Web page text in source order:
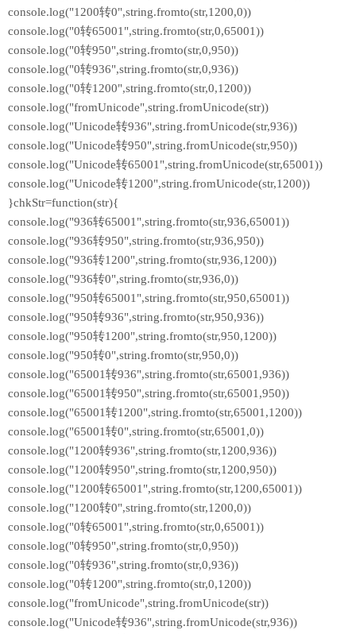
console.log("1200转0",string.fromto(str,1200,0))
console.log("0转65001",string.fromto(str,0,65001))
console.log("0转950",string.fromto(str,0,950))
console.log("0转936",string.fromto(str,0,936))
console.log("0转1200",string.fromto(str,0,1200))
console.log("fromUnicode",string.fromUnicode(str))
console.log("Unicode转936",string.fromUnicode(str,936))
console.log("Unicode转950",string.fromUnicode(str,950))
console.log("Unicode转65001",string.fromUnicode(str,65001))
console.log("Unicode转1200",string.fromUnicode(str,1200))
}chkStr=function(str){
console.log("936转65001",string.fromto(str,936,65001))
console.log("936转950",string.fromto(str,936,950))
console.log("936转1200",string.fromto(str,936,1200))
console.log("936转0",string.fromto(str,936,0))
console.log("950转65001",string.fromto(str,950,65001))
console.log("950转936",string.fromto(str,950,936))
console.log("950转1200",string.fromto(str,950,1200))
console.log("950转0",string.fromto(str,950,0))
console.log("65001转936",string.fromto(str,65001,936))
console.log("65001转950",string.fromto(str,65001,950))
console.log("65001转1200",string.fromto(str,65001,1200))
console.log("65001转0",string.fromto(str,65001,0))
console.log("1200转936",string.fromto(str,1200,936))
console.log("1200转950",string.fromto(str,1200,950))
console.log("1200转65001",string.fromto(str,1200,65001))
console.log("1200转0",string.fromto(str,1200,0))
console.log("0转65001",string.fromto(str,0,65001))
console.log("0转950",string.fromto(str,0,950))
console.log("0转936",string.fromto(str,0,936))
console.log("0转1200",string.fromto(str,0,1200))
console.log("fromUnicode",string.fromUnicode(str))
console.log("Unicode转936",string.fromUnicode(str,936))